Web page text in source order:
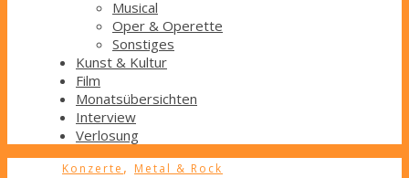
Musical
Oper & Operette
Sonstiges
Kunst & Kultur
Film
Monatsübersichten
Interview
Verlosung
Konzerte , Metal & Rock